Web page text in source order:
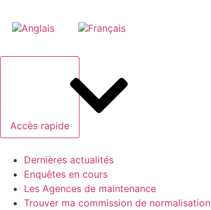
Accès rapide
Dernières actualités
Enquêtes en cours
Les Agences de maintenance
Trouver ma commission de normalisation